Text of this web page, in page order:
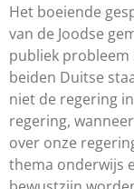
Het boeiende
van de Joodse
publiek probleem
beiden Duitse
niet de regering
regering,
over onze
thema onderwijs